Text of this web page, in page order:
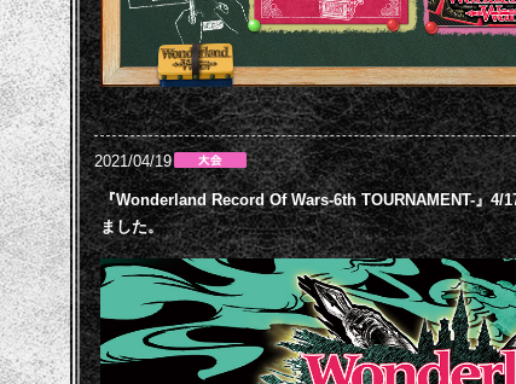
2021/04/19
『Wonderland Record Of Wars-6th TOURNAMENT-』4/
ました。